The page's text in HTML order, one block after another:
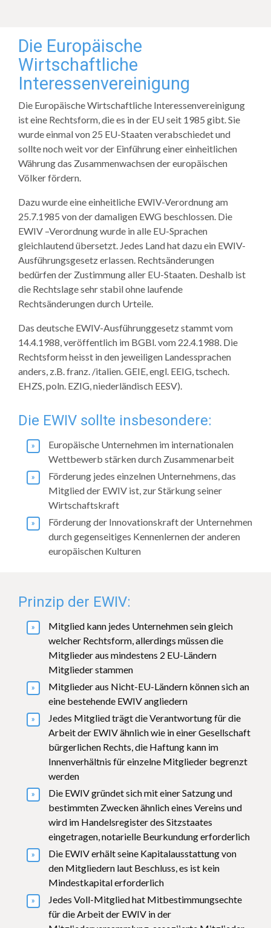
Die Europäische
Wirtschaftliche
Interessenvereinigung
Die Europäische Wirtschaftliche Interessenvereinigung
ist eine Rechtsform, die es in der EU seit 1985 gibt. Sie
wurde einmal von 25 EU-Staaten verabschiedet und
sollte noch weit vor der Einführung einer einheitlichen
Währung das Zusammenwachsen der europäischen
Völker fördern.
Dazu wurde eine einheitliche EWIV-Verordnung am
25.7.1985 von der damaligen EWG beschlossen. Die
EWIV –Verordnung wurde in alle EU-Sprachen
gleichlautend übersetzt. Jedes Land hat dazu ein EWIV-
Ausführungsgesetz erlassen. Rechtsänderungen
bedürfen der Zustimmung aller EU-Staaten. Deshalb ist
die Rechtslage sehr stabil ohne laufende
Rechtsänderungen durch Urteile.
Das deutsche EWIV-Ausführunggesetz stammt vom
14.4.1988, veröffentlich im BGBl. vom 22.4.1988. Die
Rechtsform heisst in den jeweiligen Landessprachen
anders, z.B. franz. /italien. GEIE, engl. EEIG, tschech.
EHZS, poln. EZIG, niederländisch EESV).
Die EWIV sollte insbesondere:
Europäische Unternehmen im internationalen
Wettbewerb stärken durch Zusammenarbeit
Förderung jedes einzelnen Unternehmens, das
Mitglied der EWIV ist, zur Stärkung seiner
Wirtschaftskraft
Förderung der Innovationskraft der Unternehmen
durch gegenseitiges Kennenlernen der anderen
europäischen Kulturen
Prinzip der EWIV:
Mitglied kann jedes Unternehmen sein gleich
welcher Rechtsform, allerdings müssen die
Mitglieder aus mindestens 2 EU-Ländern
Mitglieder stammen
Mitglieder aus Nicht-EU-Ländern können sich an
eine bestehende EWIV angliedern
Jedes Mitglied trägt die Verantwortung für die
Arbeit der EWIV ähnlich wie in einer Gesellschaft
bürgerlichen Rechts, die Haftung kann im
Innenverhältnis für einzelne Mitglieder begrenzt
werden
Die EWIV gründet sich mit einer Satzung und
bestimmten Zwecken ähnlich eines Vereins und
wird im Handelsregister des Sitzstaates
eingetragen, notarielle Beurkundung erforderlich
Die EWIV erhält seine Kapitalausstattung von
den Mitgliedern laut Beschluss, es ist kein
Mindestkapital erforderlich
Jedes Voll-Mitglied hat Mitbestimmungsechte
für die Arbeit der EWIV in der